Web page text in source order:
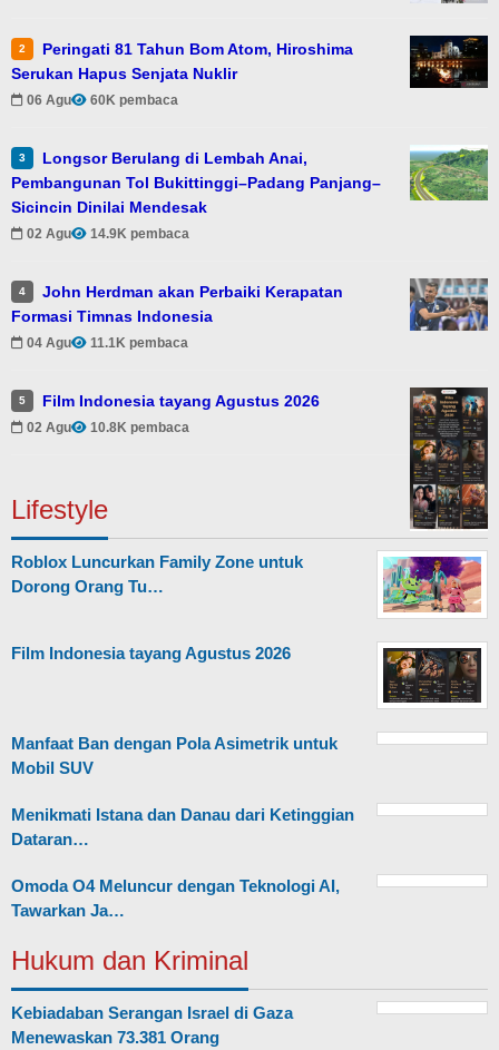
2
Peringati 81 Tahun Bom Atom, Hiroshima
Serukan Hapus Senjata Nuklir
06 Agu 60K pembaca
3
Longsor Berulang di Lembah Anai,
Pembangunan Tol Bukittinggi–Padang Panjang–
Sicincin Dinilai Mendesak
02 Agu 14.9K pembaca
4
John Herdman akan Perbaiki Kerapatan
Formasi Timnas Indonesia
04 Agu 11.1K pembaca
5 Film Indonesia tayang Agustus 2026
02 Agu 10.8K pembaca
Lifestyle
Roblox Luncurkan Family Zone untuk
Dorong Orang Tu…
Film Indonesia tayang Agustus 2026
Manfaat Ban dengan Pola Asimetrik untuk
Mobil SUV
Menikmati Istana dan Danau dari Ketinggian
Dataran…
Omoda O4 Meluncur dengan Teknologi AI,
Tawarkan Ja…
Hukum dan Kriminal
Kebiadaban Serangan Israel di Gaza
Menewaskan 73.381 Orang